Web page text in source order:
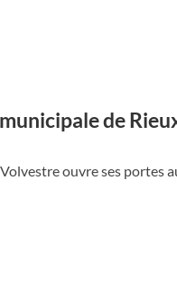
de
ouvre ses portes